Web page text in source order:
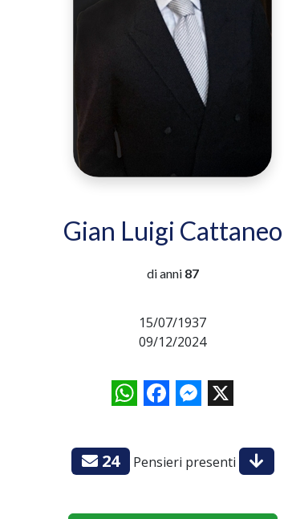
Gian Luigi Cattaneo
di anni 87
15/07/1937
09/12/2024
WhatsAppFacebookMessenger
X
24 Pensieri presenti